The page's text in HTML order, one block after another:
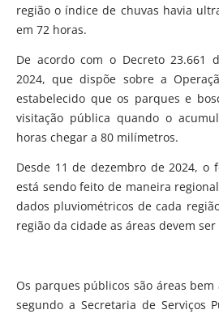
região o índice de chuvas havia
em 72 horas.
De acordo com o Decreto 23.661
2024, que dispõe sobre a
estabelecido que os parques e
visitação pública quando o
horas chegar a 80 milímetros.
Desde 11 de dezembro de 2024, o
está sendo feito de maneira
dados pluviométricos de cada
região da cidade as áreas devem ser
Os parques públicos são áreas
segundo a Secretaria de Serviços